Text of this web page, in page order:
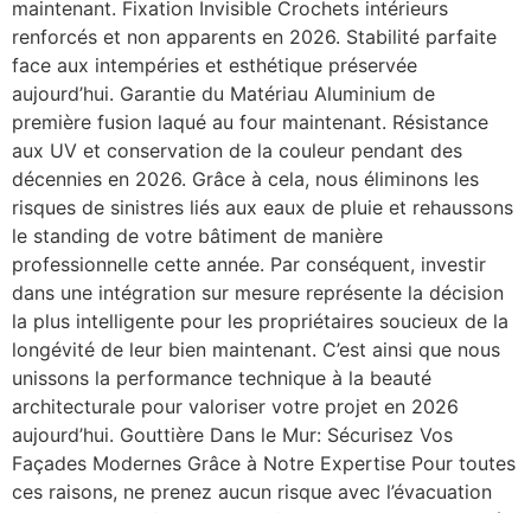
maintenant. Fixation Invisible Crochets intérieurs
renforcés et non apparents en 2026. Stabilité parfaite
face aux intempéries et esthétique préservée
aujourd’hui. Garantie du Matériau Aluminium de
première fusion laqué au four maintenant. Résistance
aux UV et conservation de la couleur pendant des
décennies en 2026. Grâce à cela, nous éliminons les
risques de sinistres liés aux eaux de pluie et rehaussons
le standing de votre bâtiment de manière
professionnelle cette année. Par conséquent, investir
dans une intégration sur mesure représente la décision
la plus intelligente pour les propriétaires soucieux de la
longévité de leur bien maintenant. C’est ainsi que nous
unissons la performance technique à la beauté
architecturale pour valoriser votre projet en 2026
aujourd’hui. Gouttière Dans le Mur: Sécurisez Vos
Façades Modernes Grâce à Notre Expertise Pour toutes
ces raisons, ne prenez aucun risque avec l’évacuation